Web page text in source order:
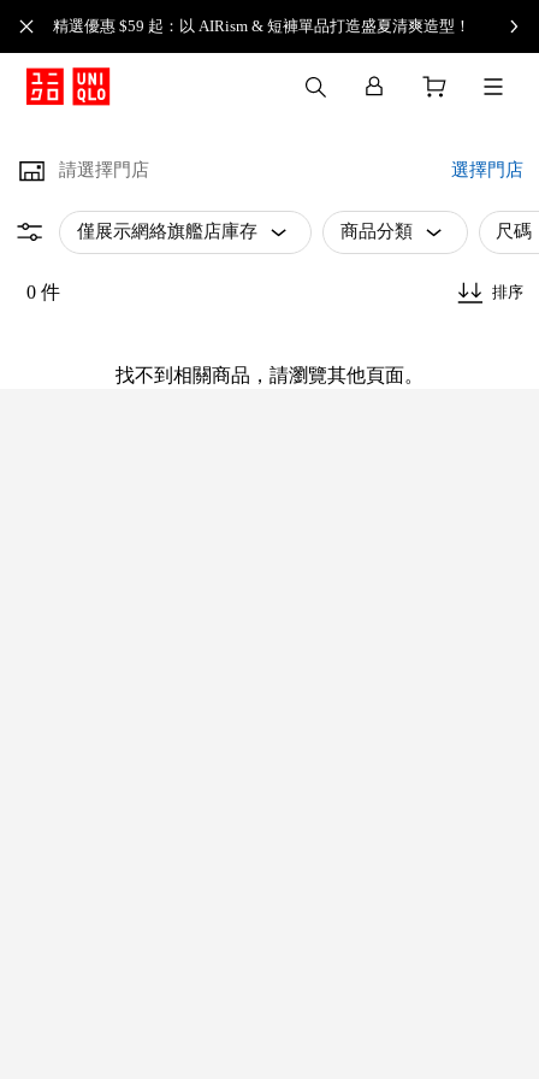
精選優惠 $59 起：以 AIRism & 短褲單品打造盛夏清爽造型！
請選擇門店 選擇門店
僅展示網絡旗艦店庫存 商品分類 尺碼
0 件 排序
找不到相關商品，請瀏覽其他頁面。